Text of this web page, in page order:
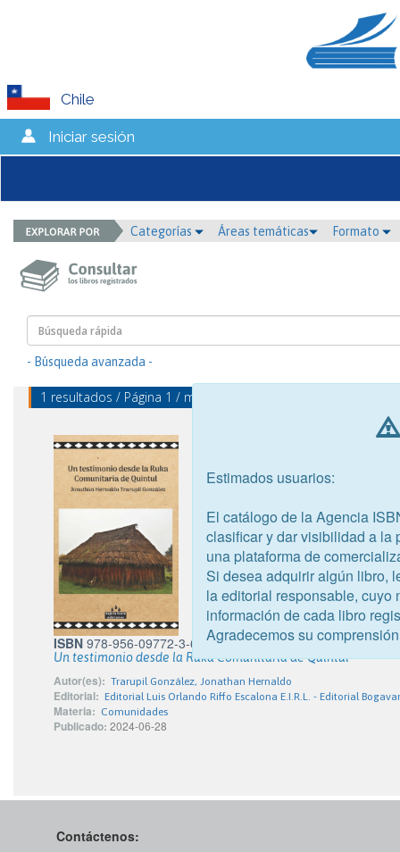
Chile
Iniciar sesión
Categorías Áreas temáticas Formato
- Búsqueda avanzada -
1 resultados / Página 1 / mostrando 1 - 1
ISBN 978-956-09772-3-6
Un testimonio desde la Ruka Comunitaria de Quintul
Autor(es): Trarupil González, Jonathan Hernaldo
Editorial: Editorial Luis Orlando Riffo Escalona E.I.R.L. - Editorial
Materia: Comunidades
Publicado: 2024-06-28
Contáctenos:
Estimados usuarios:
El catálogo de la Agencia
clasificar y dar visibilidad a la
una plataforma de
Si desea adquirir algún libro,
la editorial responsable, cuyo
información de cada libro
Agradecemos su